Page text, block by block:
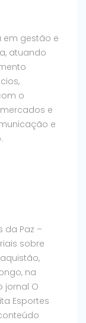
em gestão e
atuando
o
e
e
da Paz –
sobre
na
jornal O
Esportes